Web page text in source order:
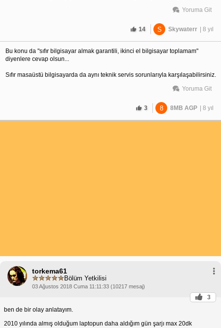
araştırsaydınız, SMS infocomm adlı bu servisin ne gibi rezaletlere karıştığını
görürdünüz. Benim hatam göndermeden önce araştırmamak oldu.
adapte olmuşsunuz. Yeni bir üründe arıza çıkıyor, bu bir, ikincisi servis bana
haber vermiyor sorun detayı belirtmiyor direk değiştirme yoluna gidiyor,
üçüncüsü ise benim şikayetlerime cevap verilmiyor.
Yoruma Git
14 S Skywaterr | 8 yıl
Bu konu da "sıfır bilgisayar almak garantili, ikinci el bilgisayar toplamam"
diyenlere cevap olsun...
Sıfır masaüstü bilgisayarda da aynı teknik servis sorunlarıyla karşılaşabilirsiniz.
Yoruma Git
3 8 8MB AGP | 8 yıl
torkema61
Bölüm Yetkilisi
03 Ağustos 2018 Cuma 11:11:33 (10217 mesaj)
3
ben de bir olay anlatayım.
2010 yılında almış olduğum laptopun daha aldığım gün şarjı max 20dk